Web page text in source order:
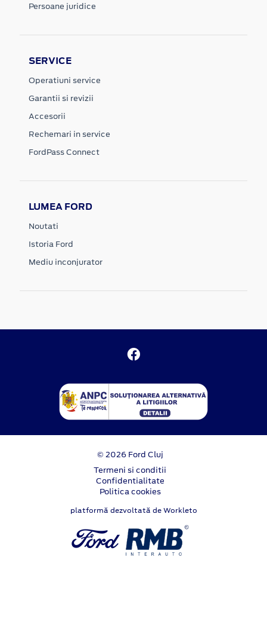
Persoane juridice
SERVICE
Operatiuni service
Garantii si revizii
Accesorii
Rechemari in service
FordPass Connect
LUMEA FORD
Noutati
Istoria Ford
Mediu inconjurator
© 2026 Ford Cluj
Termeni si conditii
Confidentialitate
Politica cookies
platformă dezvoltată de Workleto